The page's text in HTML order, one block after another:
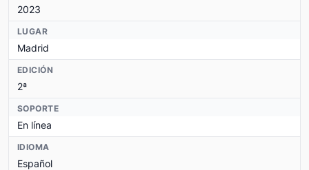
2023
LUGAR
Madrid
EDICIÓN
2ª
SOPORTE
En línea
IDIOMA
Español